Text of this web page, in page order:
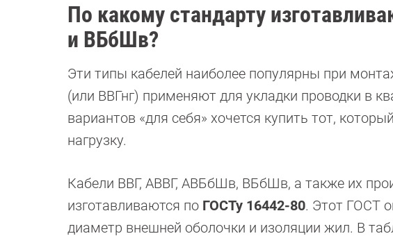
По какому стандарту
и ВБбШв?
Эти типы кабелей наиболее популярны при
(или ВВГнг) применяют для укладки проводки в
вариантов «для себя» хочется купить тот,
нагрузку.
Кабели ВВГ, АВВГ, АВБбШв, ВБбШв, а также их
изготавливаются по ГОСТу 16442-80. Этот ГОСТ
диаметр внешней оболочки и изоляции жил. В